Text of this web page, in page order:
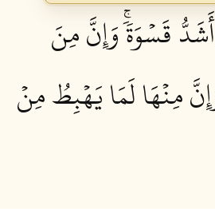
قَسۡوَةٗۚ وَإِنَّ مِنَ
مِنۡهَا لَمَا يَهۡبِطُ مِنۡ